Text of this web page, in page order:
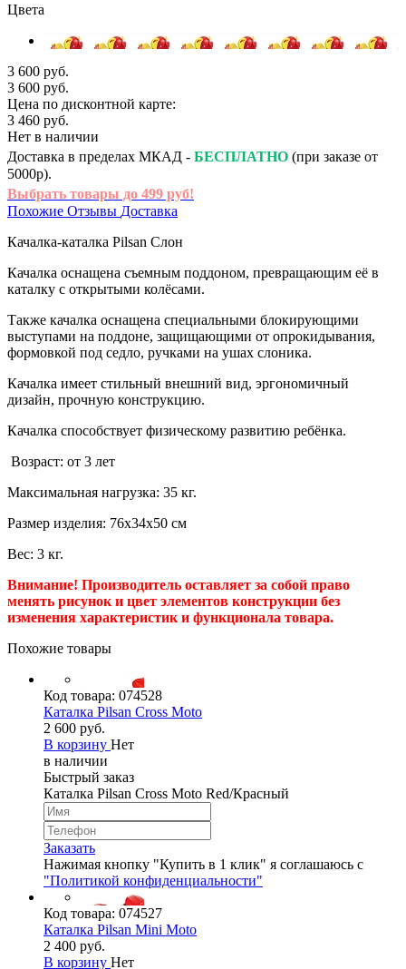
Цвета
3 600 руб.
3 600 руб.
Цена по дисконтной карте:
3 460 руб.
Нет в наличии
Доставка в пределах МКАД - БЕСПЛАТНО (при заказе от
5000р).
Выбрать товары до 499 руб!
Похожие Отзывы Доставка
Качалка-каталка Pilsan Слон
Качалка оснащена съемным поддоном, превращающим её в
каталку с открытыми колёсами.
Также качалка оснащена специальными блокирующими
выступами на поддоне, защищающими от опрокидывания,
формовкой под седло, ручками на ушах слоника.
Качалка имеет стильный внешний вид, эргономичный
дизайн, прочную конструкцию.
Качалка способствует физическому развитию ребёнка.
Возраст: от 3 лет
Максимальная нагрузка: 35 кг.
Размер изделия: 76х34х50 см
Вес: 3 кг.
Внимание! Производитель оставляет за собой право
менять рисунок и цвет элементов конструкции без
изменения характеристик и функционала товара.
Похожие товары
Код товара: 074528
Каталка Pilsan Cross Moto
2 600 руб.
В корзину Нет
в наличии
Быстрый заказ
Каталка Pilsan Cross Moto Red/Красный
Заказать
Нажимая кнопку "Купить в 1 клик" я соглашаюсь с
"Политикой конфиденциальности"
Код товара: 074527
Каталка Pilsan Mini Moto
2 400 руб.
В корзину Нет